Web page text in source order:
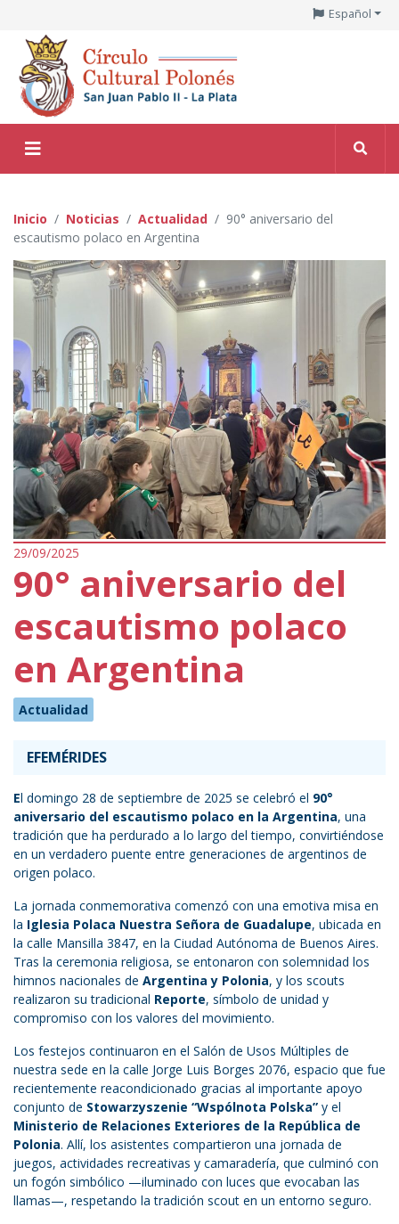
Español
Inicio Noticias Actualidad
90° aniversario del
escautismo polaco en Argentina
29/09/2025
90° aniversario del
escautismo polaco
en Argentina
Actualidad
EFEMÉRIDES
El domingo 28 de septiembre de 2025 se celebró el 90°
aniversario del escautismo polaco en la Argentina, una
tradición que ha perdurado a lo largo del tiempo, convirtiéndose
en un verdadero puente entre generaciones de argentinos de
origen polaco.
La jornada conmemorativa comenzó con una emotiva misa en
la Iglesia Polaca Nuestra Señora de Guadalupe, ubicada en
la calle Mansilla 3847, en la Ciudad Autónoma de Buenos Aires.
Tras la ceremonia religiosa, se entonaron con solemnidad los
himnos nacionales de Argentina y Polonia, y los scouts
realizaron su tradicional Reporte, símbolo de unidad y
compromiso con los valores del movimiento.
Los festejos continuaron en el Salón de Usos Múltiples de
nuestra sede en la calle Jorge Luis Borges 2076, espacio que fue
recientemente reacondicionado gracias al importante apoyo
conjunto de Stowarzyszenie “Wspólnota Polska” y el
Ministerio de Relaciones Exteriores de la República de
Polonia. Allí, los asistentes compartieron una jornada de
juegos, actividades recreativas y camaradería, que culminó con
un fogón simbólico —iluminado con luces que evocaban las
llamas—, respetando la tradición scout en un entorno seguro.